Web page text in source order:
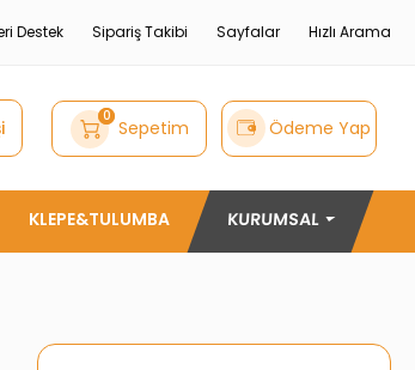
Destek Sipariş Takibi Sayfalar Hızlı Arama
0 Sepetim Ödeme Yap
KLEPE&TULUMBA KURUMSAL